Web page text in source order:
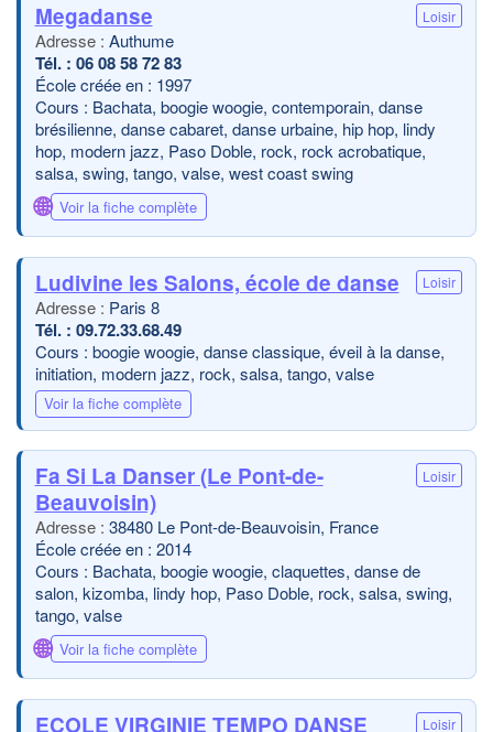
Megadanse Loisir
Authume
06 08 58 72 83
École créée en : 1997
Cours : Bachata, boogie woogie, contemporain, danse
brésilienne, danse cabaret, danse urbaine, hip hop, lindy
hop, modern jazz, Paso Doble, rock, rock acrobatique,
salsa, swing, tango, valse, west coast swing
🌐 Voir la fiche complète
Ludivine les Salons, école de danse Loisir
Paris 8
09.72.33.68.49
Cours : boogie woogie, danse classique, éveil à la danse,
initiation, modern jazz, rock, salsa, tango, valse
Voir la fiche complète
Fa Si La Danser (Le Pont-de-
Beauvoisin)
Loisir
38480 Le Pont-de-Beauvoisin, France
École créée en : 2014
Cours : Bachata, boogie woogie, claquettes, danse de
salon, kizomba, lindy hop, Paso Doble, rock, salsa, swing,
tango, valse
🌐 Voir la fiche complète
ECOLE VIRGINIE TEMPO DANSE Loisir